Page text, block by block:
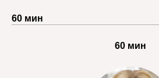
60 мин
60 мин